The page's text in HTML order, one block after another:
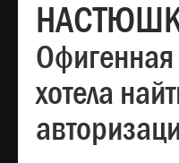
Офигенная
хотела